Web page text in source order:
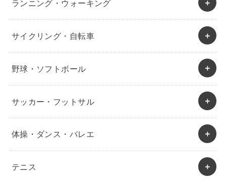
ランニング・ウォーキング
サイクリング・自転車
野球・ソフトボール
サッカー・フットサル
体操・ダンス・バレエ
テニス